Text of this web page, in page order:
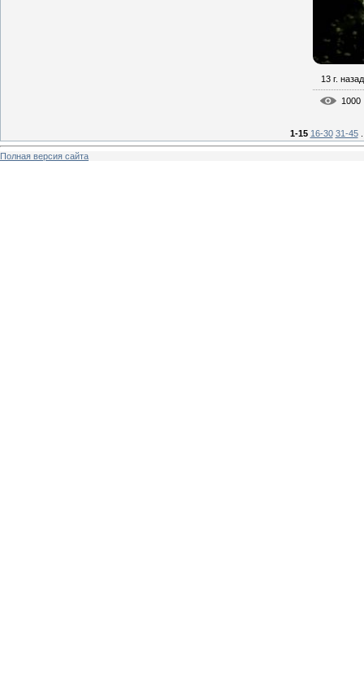
13 г. назад
1000
1-15 16-30 31-45
Полная версия сайта